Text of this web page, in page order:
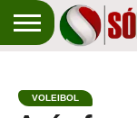
EM
PRIMEIRO
LUGAR!
ESPORTE
VOLEIBOL